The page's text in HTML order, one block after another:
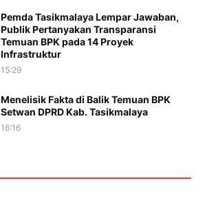
Pemda Tasikmalaya Lempar Jawaban,
Publik Pertanyakan Transparansi
Temuan BPK pada 14 Proyek
Infrastruktur
15:29
Menelisik Fakta di Balik Temuan BPK
Setwan DPRD Kab. Tasikmalaya
16:16